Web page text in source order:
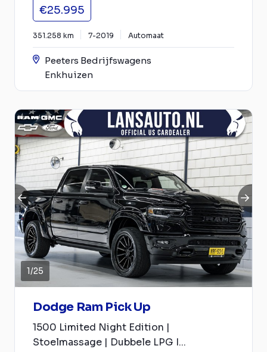
€25.995
351.258 km 7-2019 Automaat
Peeters Bedrijfswagens
Enkhuizen
1/25
Dodge Ram Pick Up
1500 Limited Night Edition |
Stoelmassage | Dubbele LPG I...